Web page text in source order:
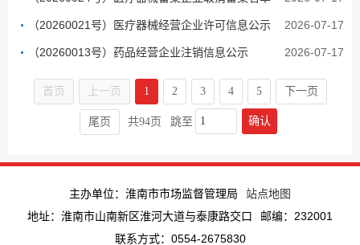
（20260021号）医疗器械经营企业许可信息公示 2026-07-17
（20260013号）药品经营企业注销信息公示 2026-07-17
首页 上一页 1 2 3 4 5 下一页
尾页 共94页 跳至 确认
主办单位：淮南市市场监督管理局
站点地图
地址：淮南市山南新区淮河大道与泰康路交口
邮编：232001
联系方式：0554-2675830